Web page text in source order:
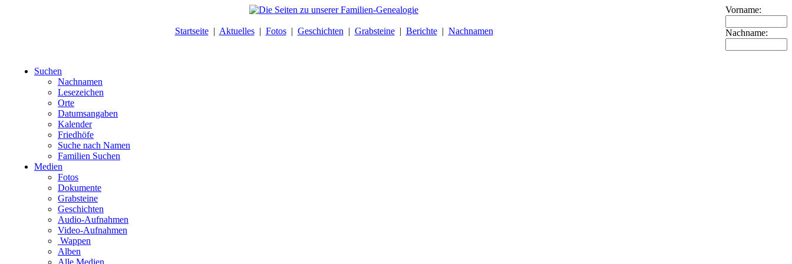
Startseite| Aktuelles| Fotos| Geschichten | Grabsteine| Berichte| Nachnamen
Vorname:
Nachname:
Suchen
Nachnamen
Lesezeichen
Orte
Datumsangaben
Kalender
Friedhöfe
Suche nach Namen
Familien Suchen
Medien
Fotos
Dokumente
Grabsteine
Geschichten
Audio-Aufnahmen
Video-Aufnahmen
Wappen
Alben
Alle Medien